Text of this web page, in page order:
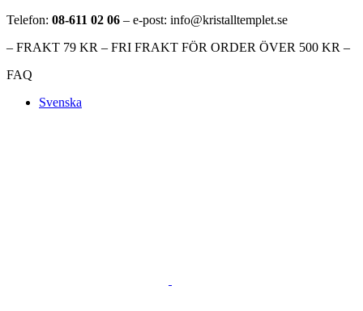
Telefon: 08-611 02 06 – e-post: info@kristalltemplet.se
– FRAKT 79 KR – FRI FRAKT FÖR ORDER ÖVER 500 KR –
FAQ
Svenska